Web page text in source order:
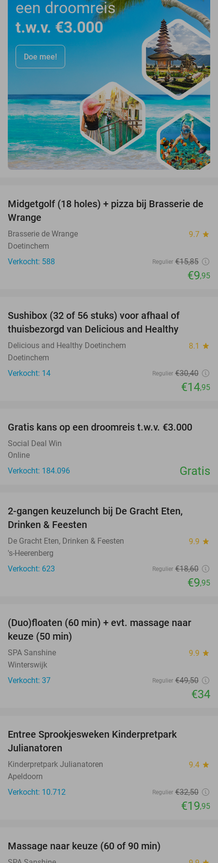
een droomreis
t.w.v. €3.000
Doe mee!
37%
Midgetgolf (18 holes) + pizza bij Brasserie de
Wrange
Brasserie de Wrange 9.7 star
Doetinchem
Verkocht: 588
Regulier €15,85
€9,95
Sushibox (32 of 56 stuks) voor afhaal of
thuisbezorgd van Delicious and Healthy
Delicious and Healthy Doetinchem 8.1 star
Doetinchem
Verkocht: 14
Regulier €30,40
€14,95
Gratis kans op een droomreis t.w.v. €3.000
Social Deal Win
Online
Verkocht: 184.096
Gratis
2-gangen keuzelunch bij De Gracht Eten,
Drinken & Feesten
De Gracht Eten, Drinken & Feesten 9.9 star
's-Heerenberg
Verkocht: 623
Regulier €18,60
€9,95
31%
(Duo)floaten (60 min) + evt. massage naar
keuze (50 min)
SPA Sanshine 9.9 star
Winterswijk
Verkocht: 37
Regulier €49,50
€34
Entree Sprookjesweken Kinderpretpark
Julianatoren
Kinderpretpark Julianatoren 9.4 star
Apeldoorn
Verkocht: 10.712
Regulier €32,50
€19,95
Massage naar keuze (60 of 90 min)